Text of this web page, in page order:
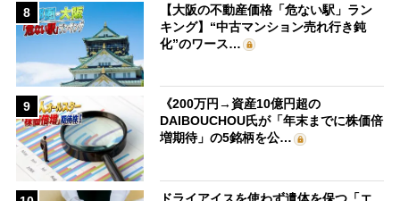
8
【大阪の不動産価格「危ない駅」ラン
キング】“中古マンション売れ行き鈍
化”のワース…
9
《200万円→資産10億円超の
DAIBOUCHOU氏が「年末までに株価倍
増期待」の5銘柄を公…
ドライアイスを使わず遺体を保つ「エ